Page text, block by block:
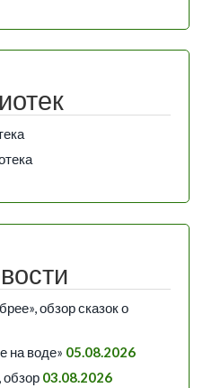
обзор сказок о
на воде» 05.08.2026
обзор 03.08.2026